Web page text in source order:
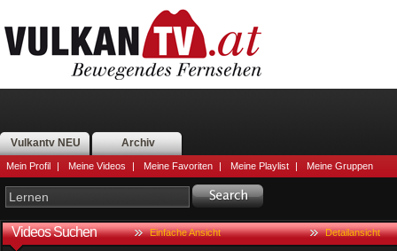
Vulkantv NEU Archiv
Mein Profil | Meine Videos | Meine Favoriten | Meine Playlist | Meine Gruppen
Videos Suchen Einfache Ansicht Detailansicht